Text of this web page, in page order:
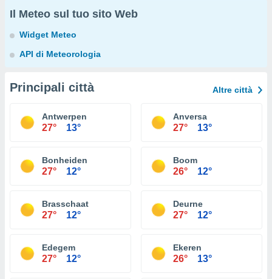
Il Meteo sul tuo sito Web
Widget Meteo
API di Meteorologia
Principali città Altre città
Antwerpen
27° 13°
Anversa
27° 13°
Bonheiden
27° 12°
Boom
26° 12°
Brasschaat
27° 12°
Deurne
27° 12°
Edegem
27° 12°
Ekeren
26° 13°